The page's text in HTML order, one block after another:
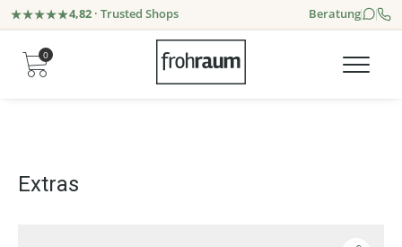
4,82 · Trusted Shops Beratung
0
Extras